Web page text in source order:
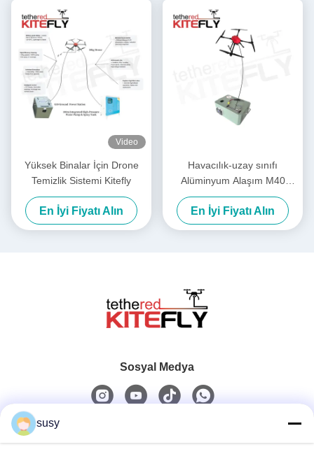
Video
Yüksek Binalar İçin Drone
Temizlik Sistemi Kitefly
En İyi Fiyatı Alın
Havacılık-uzay sınıfı
Alüminyum Alaşım M40
Bağlı Aydınlatma Sistemi
IP54 Kitefly
En İyi Fiyatı Alın
Sosyal Medya
susy